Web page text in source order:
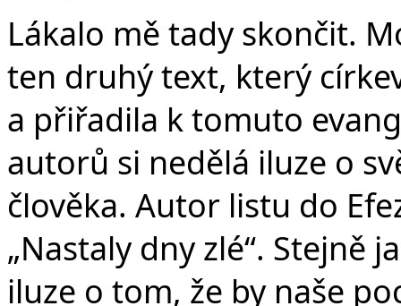
Lákalo mě tady skončit.
ten druhý text, který
a přiřadila k tomuto
autorů si nedělá iluze o
člověka. Autor listu do
„Nastaly dny zlé“. Stejně
iluze o tom, že by naše